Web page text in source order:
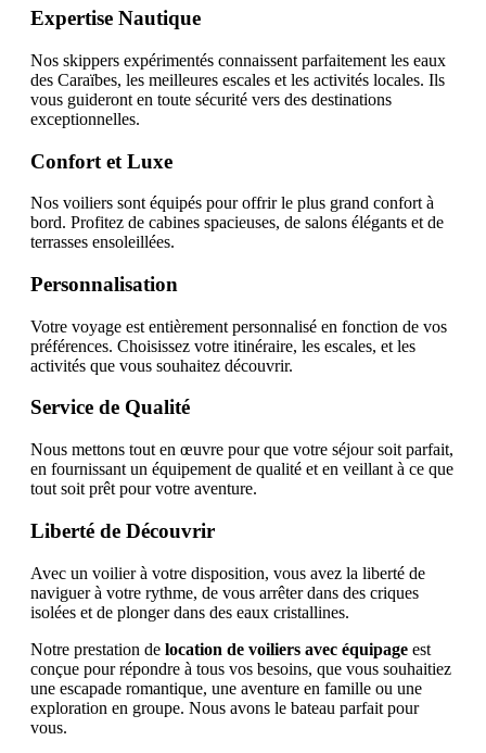
Expertise Nautique
Nos skippers expérimentés connaissent parfaitement les eaux
des Caraïbes, les meilleures escales et les activités locales. Ils
vous guideront en toute sécurité vers des destinations
exceptionnelles.
Confort et Luxe
Nos voiliers sont équipés pour offrir le plus grand confort à
bord. Profitez de cabines spacieuses, de salons élégants et de
terrasses ensoleillées.
Personnalisation
Votre voyage est entièrement personnalisé en fonction de vos
préférences. Choisissez votre itinéraire, les escales, et les
activités que vous souhaitez découvrir.
Service de Qualité
Nous mettons tout en œuvre pour que votre séjour soit parfait,
en fournissant un équipement de qualité et en veillant à ce que
tout soit prêt pour votre aventure.
Liberté de Découvrir
Avec un voilier à votre disposition, vous avez la liberté de
naviguer à votre rythme, de vous arrêter dans des criques
isolées et de plonger dans des eaux cristallines.
Notre prestation de location de voiliers avec équipage est
conçue pour répondre à tous vos besoins, que vous souhaitiez
une escapade romantique, une aventure en famille ou une
exploration en groupe. Nous avons le bateau parfait pour
vous.